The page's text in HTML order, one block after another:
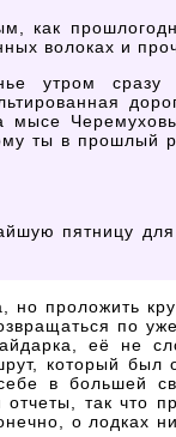
как
волоках и
утром сразу
мысе
ты в прошлый
пятницу для
но проложить
по
её не
который
в большей
так что
о лодках